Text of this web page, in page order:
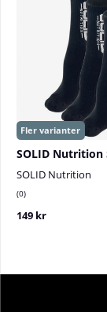
SOLID Nutrition
0
149 kr